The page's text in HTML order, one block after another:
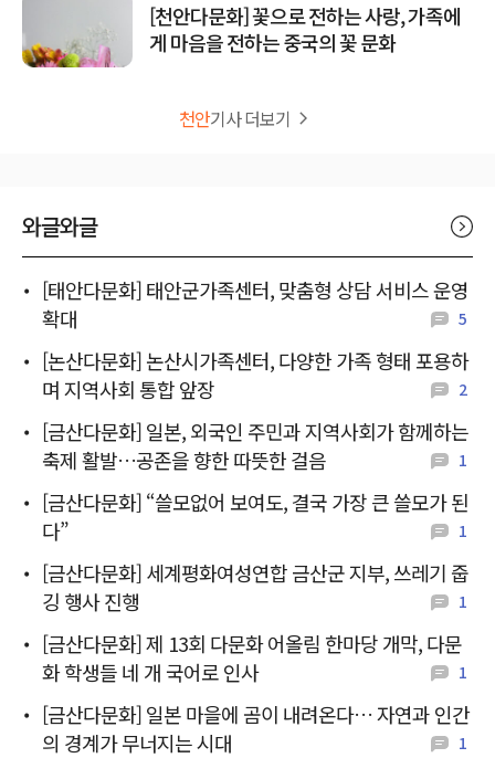
[천안다문화] 꽃으로 전하는 사랑, 가족에
게 마음을 전하는 중국의 꽃 문화
천안기사 더보기
와글와글
[태안다문화] 태안군가족센터, 맞춤형 상담 서비스 운영
확대
5
[논산다문화] 논산시가족센터, 다양한 가족 형태 포용하
며 지역사회 통합 앞장
2
[금산다문화] 일본, 외국인 주민과 지역사회가 함께하는
축제 활발…공존을 향한 따뜻한 걸음
1
[금산다문화] “쓸모없어 보여도, 결국 가장 큰 쓸모가 된
다”
1
[금산다문화] 세계평화여성연합 금산군 지부, 쓰레기 줍
깅 행사 진행
1
[금산다문화] 제 13회 다문화 어올림 한마당 개막, 다문
화 학생들 네 개 국어로 인사
1
[금산다문화] 일본 마을에 곰이 내려온다… 자연과 인간
의 경계가 무너지는 시대
1